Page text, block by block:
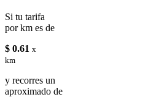
Si tu tarifa
por km es de
$ 0.61 x
km
y recorres un
aproximado de